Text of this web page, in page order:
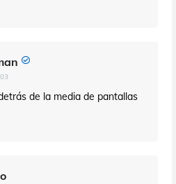
de la media de pantallas